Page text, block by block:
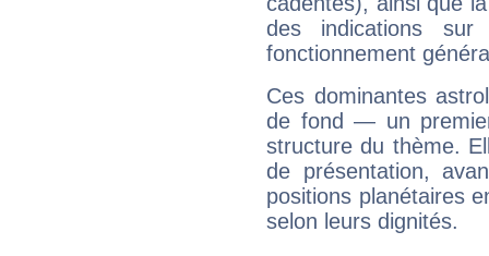
des indications sur
fonctionnement
Ces dominantes
de fond — un
structure du thème.
de présentation,
positions planétaires
selon leurs dignités.